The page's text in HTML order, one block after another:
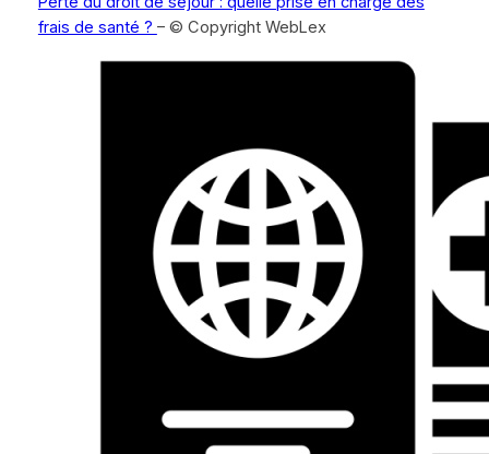
frais de santé ? – © Copyright WebLex